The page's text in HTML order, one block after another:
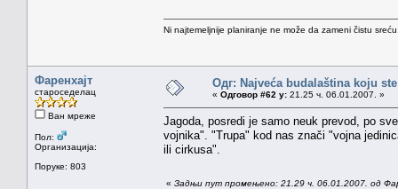
Ni najtemeljnije planiranje ne može da zameni čistu
Фаренхајт
староседелац
Ван мреже
Пол:
Организација:
Поруке: 803
Одг: Najveća budalaština koju
« Одговор #62 у: 21.25 ч. 06.01.2007. »
Jagoda, posredi je samo neuk prevod, po
vojnika". "Trupa" kod nas znači "vojna
ili cirkusa".
« Задњи пут промењено: 21.29 ч. 06.01.2007. од